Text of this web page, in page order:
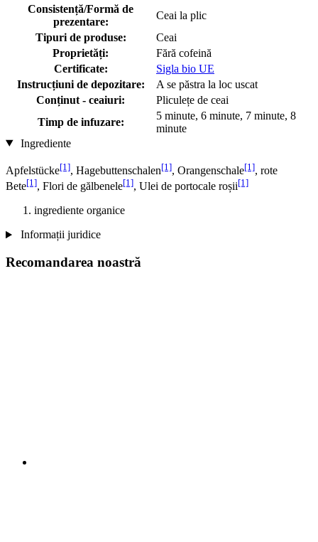
Consistență/Formă de
prezentare:
Ceai la plic
Tipuri de produse:
Ceai
Proprietăți:
Fără cofeină
Certificate:
Sigla bio UE
Instrucțiuni de depozitare:
A se păstra la loc uscat
Conținut - ceaiuri:
Pliculețe de ceai
Timp de infuzare:
5 minute, 6 minute, 7 minute, 8
minute
Ingrediente
Apfelstücke[1], Hagebuttenschalen[1], Orangenschale[1], rote
Bete[1], Flori de gălbenele[1], Ulei de portocale roșii[1]
ingrediente organice
Informații juridice
Recomandarea noastră